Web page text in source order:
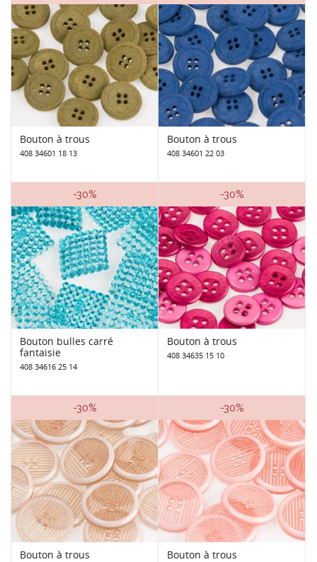
Bouton à trous
408 34601 18 13
Bouton à trous
408 34601 22 03
-30%
Bouton bulles carré
fantaisie
408 34616 25 14
-30%
Bouton à trous
408 34635 15 10
-30%
Bouton à trous
-30%
Bouton à trous